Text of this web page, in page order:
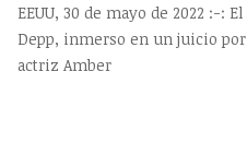
EEUU, 30 de mayo de 2022 :-:
Depp, inmerso en un juicio
actriz Amber